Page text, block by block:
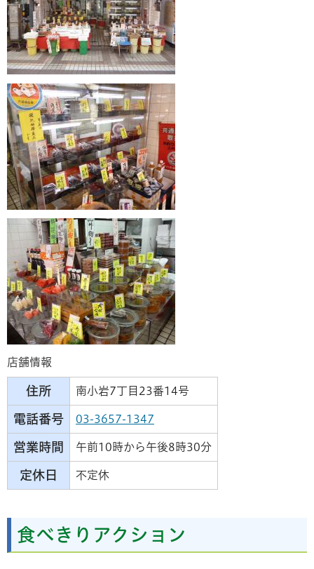
店舗情報
住所 南小岩7丁目23番14号
電話番号 03-3657-1347
営業時間 午前10時から午後8時30分
定休日 不定休
食べきりアクション